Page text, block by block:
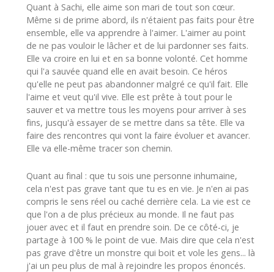
Quant à Sachi, elle aime son mari de tout son cœur.
Même si de prime abord, ils n'étaient pas faits pour être
ensemble, elle va apprendre à l'aimer. L'aimer au point
de ne pas vouloir le lâcher et de lui pardonner ses faits.
Elle va croire en lui et en sa bonne volonté. Cet homme
qui l'a sauvée quand elle en avait besoin. Ce héros
qu'elle ne peut pas abandonner malgré ce qu'il fait. Elle
l'aime et veut qu'il vive. Elle est prête à tout pour le
sauver et va mettre tous les moyens pour arriver à ses
fins, jusqu'à essayer de se mettre dans sa tête. Elle va
faire des rencontres qui vont la faire évoluer et avancer.
Elle va elle-même tracer son chemin.
Quant au final : que tu sois une personne inhumaine,
cela n'est pas grave tant que tu es en vie. Je n'en ai pas
compris le sens réel ou caché derrière cela. La vie est ce
que l'on a de plus précieux au monde. Il ne faut pas
jouer avec et il faut en prendre soin. De ce côté-ci, je
partage à 100 % le point de vue. Mais dire que cela n'est
pas grave d'être un monstre qui boit et vole les gens... là
j'ai un peu plus de mal à rejoindre les propos énoncés.